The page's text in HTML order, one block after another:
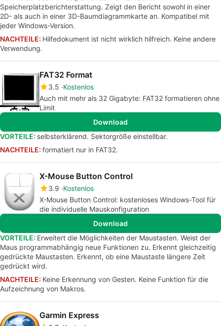
Speicherplatzberichterstattung. Zeigt den Bericht sowohl in einer
2D- als auch in einer 3D-Baumdiagrammkarte an. Kompatibel mit
jeder Windows-Version.
NACHTEILE: Hilfedokument ist nicht wirklich hilfreich. Keine andere
Verwendung.
FAT32 Format
3.5 Kostenlos
Auch mit mehr als 32 Gigabyte: FAT32 formatieren ohne
Limit
Download
VORTEILE: selbsterklärend. Sektorgröße einstellbar.
NACHTEILE: formatiert nur in FAT32.
X-Mouse Button Control
3.9 Kostenlos
X-Mouse Button Control: kostenloses Windows-Tool für
die individuelle Mauskonfiguration
Download
VORTEILE: Erweitert die Möglichkeiten der Maustasten. Weist der
Maus programmabhängig neue Funktionen zu. Erkennt gleichzeitig
gedrückte Maustasten. Erkennt, ob eine Maustaste längere Zeit
gedrückt wird.
NACHTEILE: Keine Erkennung von Gesten. Keine Funktion für die
Aufzeichnung von Makros.
Garmin Express